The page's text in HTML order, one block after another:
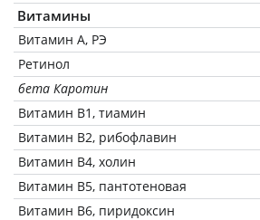
Витамины
Витамин А, РЭ
Ретинол
бета Каротин
Витамин В1, тиамин
Витамин В2, рибофлавин
Витамин В4, холин
Витамин В5, пантотеновая
Витамин В6, пиридоксин